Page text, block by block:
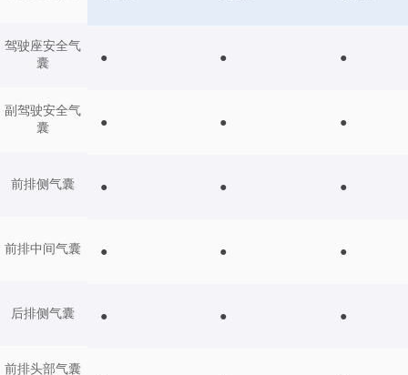
驾驶座安全气
囊
副驾驶安全气
囊
前排侧气囊
前排中间气囊
后排侧气囊
前排头部气囊
● ● ●
● ● ●
● ● ●
● ● ●
● ● ●